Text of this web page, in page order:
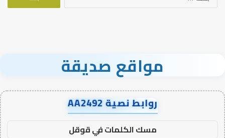
مواقع صديقة
روابط نصية AA2492
مسك الكلمات في قوقل